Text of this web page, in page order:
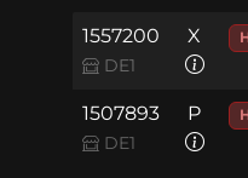
1557200
DE1
X
1507893
DE1
P